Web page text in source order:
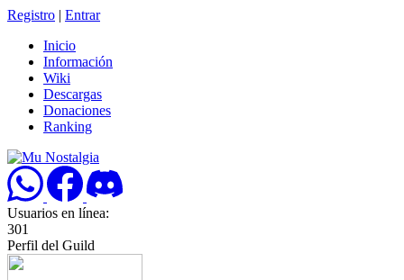
Registro | Entrar
Inicio
Información
Wiki
Descargas
Donaciones
Ranking
Usuarios en línea:
301
Perfil del Guild